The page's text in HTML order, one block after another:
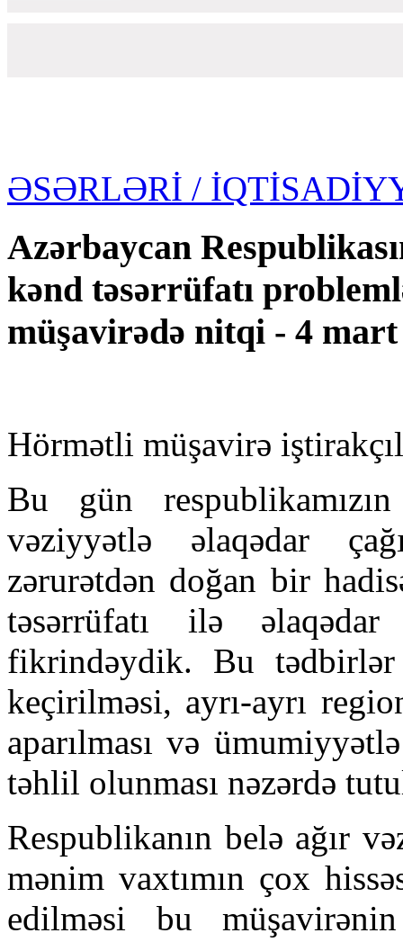
ƏSƏRLƏRİ /
Azərbaycan
kənd təsərrüfatı
müşavirədə nitqi - 4
Hörmətli müşavirə
Bu gün
vəziyyətlə əlaqədar
zərurətdən doğan bir
təsərrüfatı ilə
fikrindəydik. Bu tədbirlər
keçirilməsi, ayrı-ayrı
aparılması və
təhlil olunması nəzərdə
Respublikanın belə ağır
mənim vaxtımın çox
edilməsi bu